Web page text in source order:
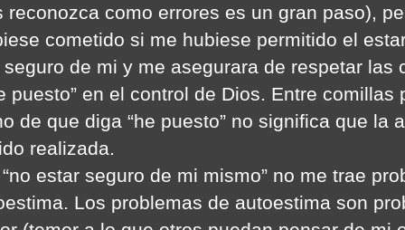
reconozca como errores es un gran paso),
cometido si me hubiese permitido el
seguro de mi y me asegurara de respetar las
puesto” en el control de Dios. Entre comillas
de que diga “he puesto” no significa que la
realizada.
estar seguro de mi mismo” no me trae
Los problemas de autoestima son